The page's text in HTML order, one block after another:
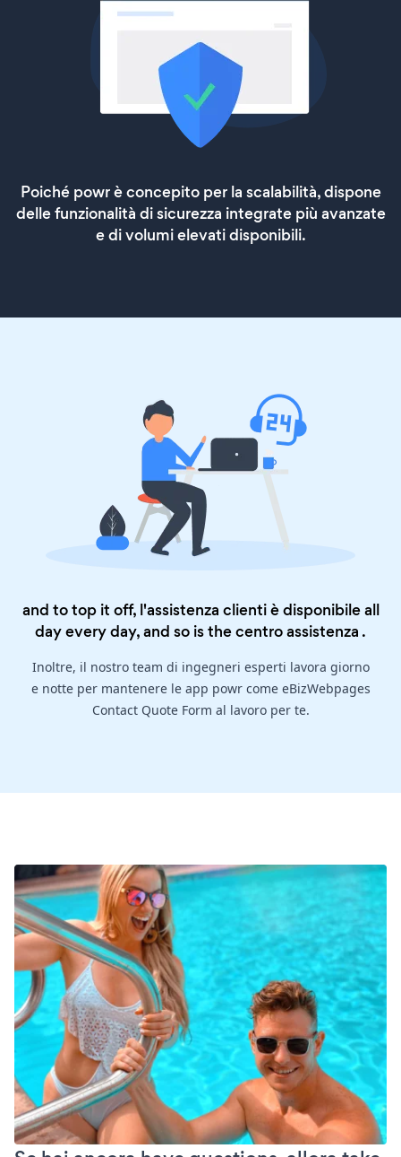
Poiché powr è concepito per la scalabilità, dispone
delle funzionalità di sicurezza integrate più avanzate
e di volumi elevati disponibili.
and to top it off, l'assistenza clienti è disponibile all
day every day, and so is thecentro assistenza .
Inoltre, il nostro team di ingegneri esperti lavora giorno
e notte per mantenere le app powr come eBizWebpages
Contact Quote Form al lavoro per te.